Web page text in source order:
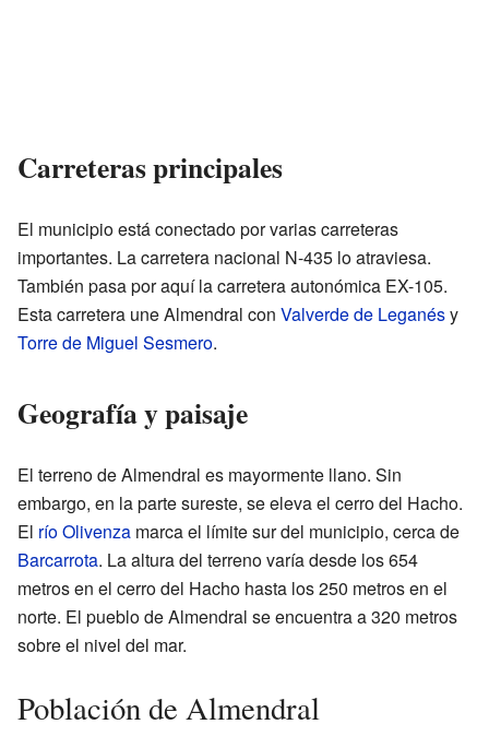
Carreteras principales
El municipio está conectado por varias carreteras
importantes. La carretera nacional N-435 lo atraviesa.
También pasa por aquí la carretera autonómica EX-105.
Esta carretera une Almendral con Valverde de Leganésy
Torre de Miguel Sesmero.
Geografía y paisaje
El terreno de Almendral es mayormente llano. Sin
embargo, en la parte sureste, se eleva el cerro del Hacho.
El río Olivenza marca el límite sur del municipio, cerca de
Barcarrota. La altura del terreno varía desde los 654
metros en el cerro del Hacho hasta los 250 metros en el
norte. El pueblo de Almendral se encuentra a 320 metros
sobre el nivel del mar.
Población de Almendral